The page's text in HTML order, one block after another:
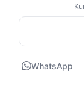
WhatsApp